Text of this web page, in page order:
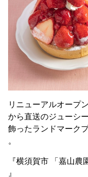
リニューアルオープ
から直送のジューシ
飾ったランドマーク
。
『横須賀市 「嘉山
』